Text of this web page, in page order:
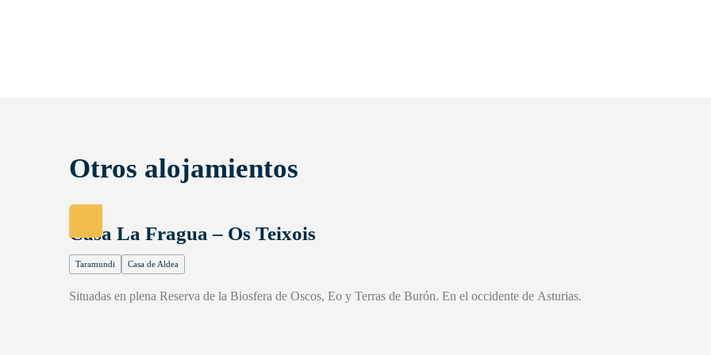
Otros alojamientos
Casa La Fragua – Os Teixois
Taramundi Casa de Aldea
Situadas en plena Reserva de la Biosfera de Oscos, Eo y Terras de Burón. En el occidente de Asturias.